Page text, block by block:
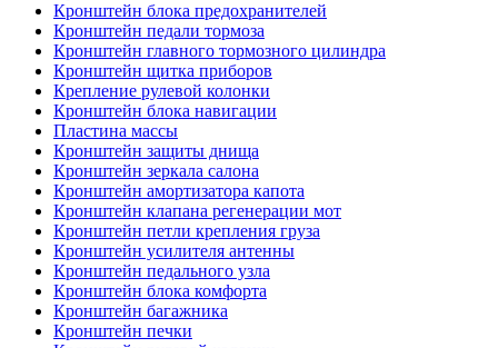
Кронштейн блока предохранителей
Кронштейн педали тормоза
Кронштейн главного тормозного цилиндра
Кронштейн щитка приборов
Крепление рулевой колонки
Кронштейн блока навигации
Пластина массы
Кронштейн защиты днища
Кронштейн зеркала салона
Кронштейн амортизатора капота
Кронштейн клапана регенерации мот
Кронштейн петли крепления груза
Кронштейн усилителя антенны
Кронштейн педального узла
Кронштейн блока комфорта
Кронштейн багажника
Кронштейн печки